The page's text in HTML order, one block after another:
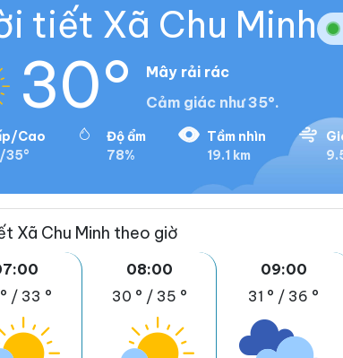
tiết Xã Chu Minh
30°
Mây rải rác
Cảm giác như 35°.
Cao
35°
Độ ẩm
78%
Tầm nhìn
19.1 km
Xã Chu Minh theo giờ
/ 33 °
08:00
30 ° / 35 °
09:00
31 ° / 36 °